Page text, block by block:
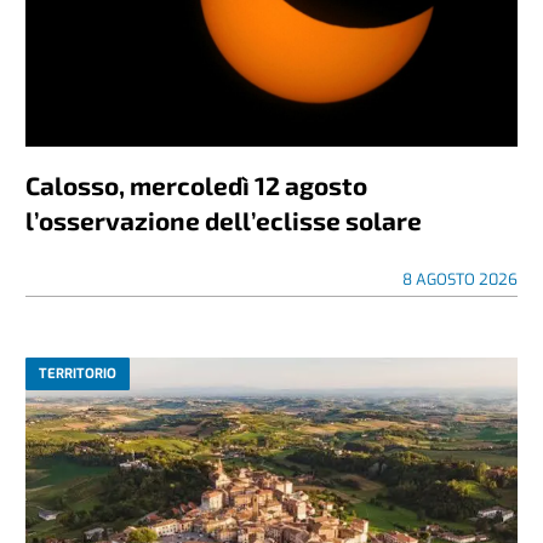
Calosso, mercoledì 12 agosto
l’osservazione dell’eclisse solare
8 AGOSTO 2026
TERRITORIO